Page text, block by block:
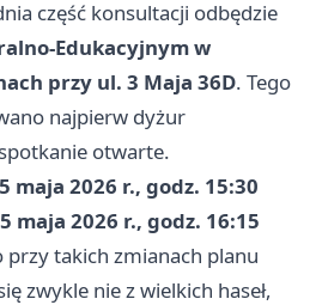
część konsultacji odbędzie
Edukacyjnym w
przy ul. 3 Maja 36D. Tego
najpierw dyżur
otwarte.
2026 r., godz. 15:30
maja 2026 r., godz. 16:15
takich zmianach planu
zwykle nie z wielkich haseł,